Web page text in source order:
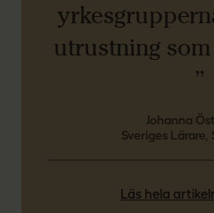
utrustning
”
Johanna
Sveriges Lärare,
Läs hela